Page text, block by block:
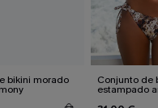
bikini morado Conjunto de
estampado